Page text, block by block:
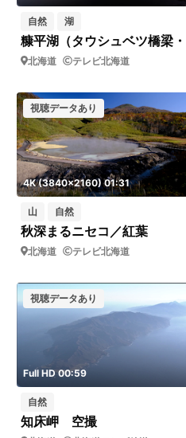
自然 湖
北海道 テレビ北海道
視聴データあり
4K (3840x2160) 01:31
山 自然
秋深まるニセコ／紅葉
北海道 テレビ北海道
視聴データあり
Full HD 00:59
自然
知床岬 空撮